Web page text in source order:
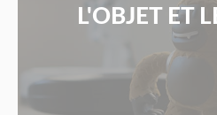
L'OBJET ET